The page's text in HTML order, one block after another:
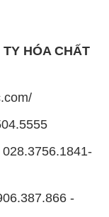
HÓA CHẤT
-